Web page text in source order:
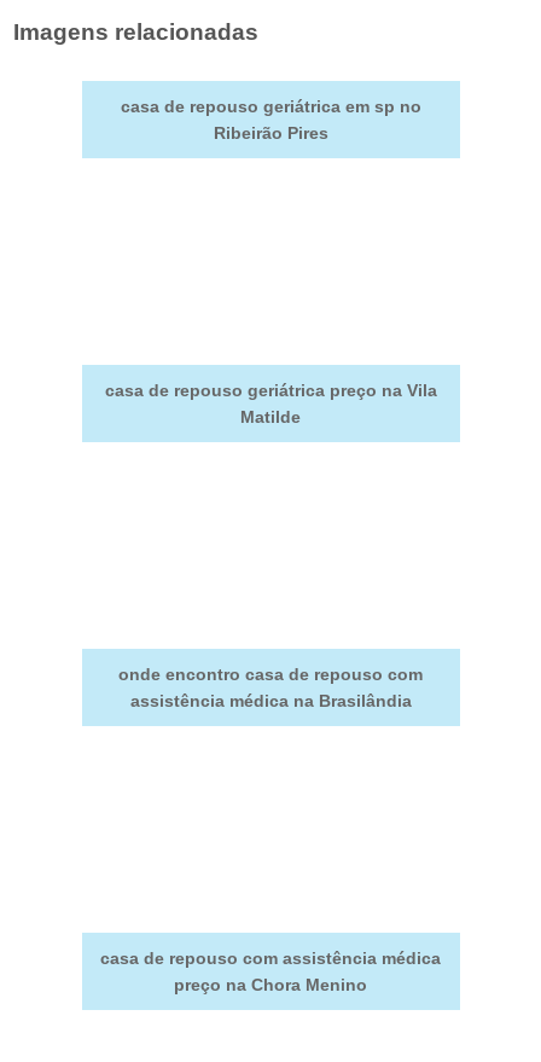
Imagens relacionadas
casa de repouso geriátrica em sp no
Ribeirão Pires
casa de repouso geriátrica preço na Vila
Matilde
onde encontro casa de repouso com
assistência médica na Brasilândia
casa de repouso com assistência médica
preço na Chora Menino